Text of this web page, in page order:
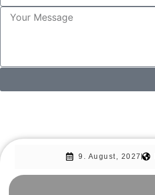
9. August, 2027